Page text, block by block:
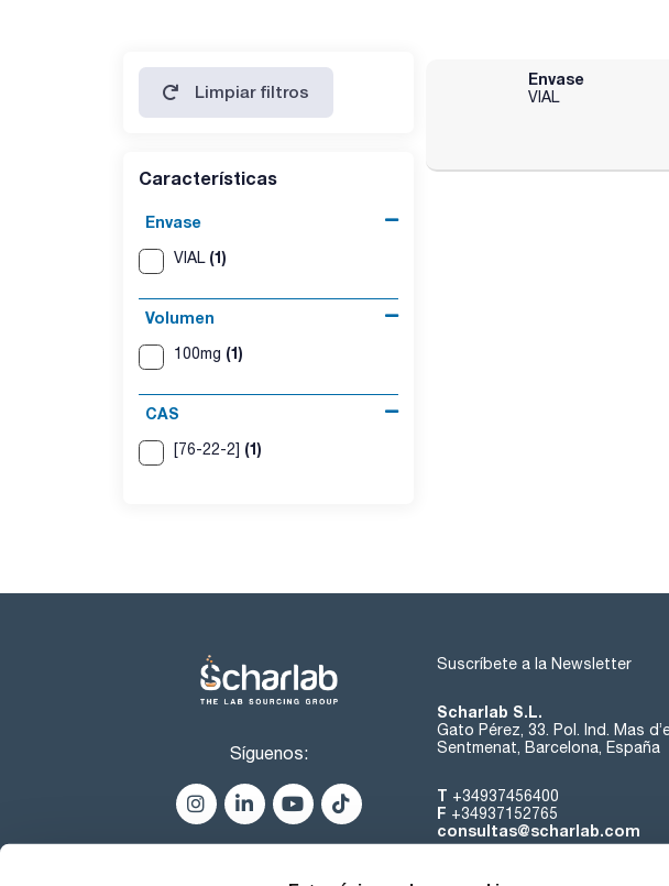
Limpiar filtros
Características
Envase
VIAL (1)
Volumen
100mg (1)
CAS
[76-22-2] (1)
Envase
VIAL
Síguenos:
Suscríbete a la Newsletter
Scharlab S.L.
Gato Pérez, 33. Pol. Ind. Mas
Sentmenat, Barcelona, España
T +34937456400
F +34937152765
consultas@scharlab.com